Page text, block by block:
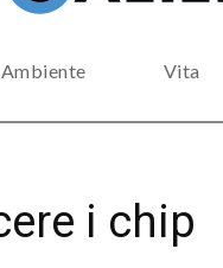
Ambiente Vita
i chip